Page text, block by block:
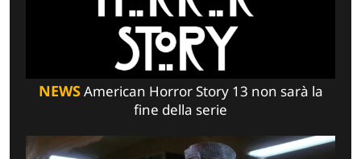
NEWSAmerican Horror Story 13 non sarà la
fine della serie